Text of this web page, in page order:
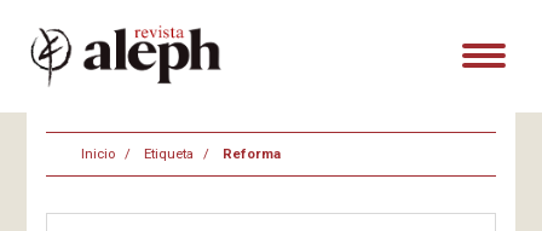
Inicio Etiqueta Reforma